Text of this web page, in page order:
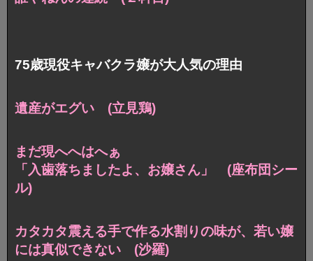
75歳現役キャバクラ嬢が大人気の理由
遺産がエグい (立見鶏)
まだ現へへはへぁ
「入歯落ちましたよ、お嬢さん」 (座布団シー
ル)
カタカタ震える手で作る水割りの味が、若い嬢
には真似できない (沙羅)